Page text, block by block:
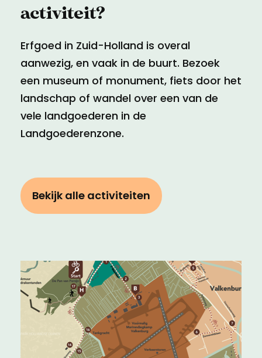
activiteit?
Erfgoed in Zuid-Holland is overal
aanwezig, en vaak in de buurt. Bezoek
een museum of monument, fiets door het
landschap of wandel over een van de
vele landgoederen in de
Landgoederenzone.
Bekijk alle activiteiten